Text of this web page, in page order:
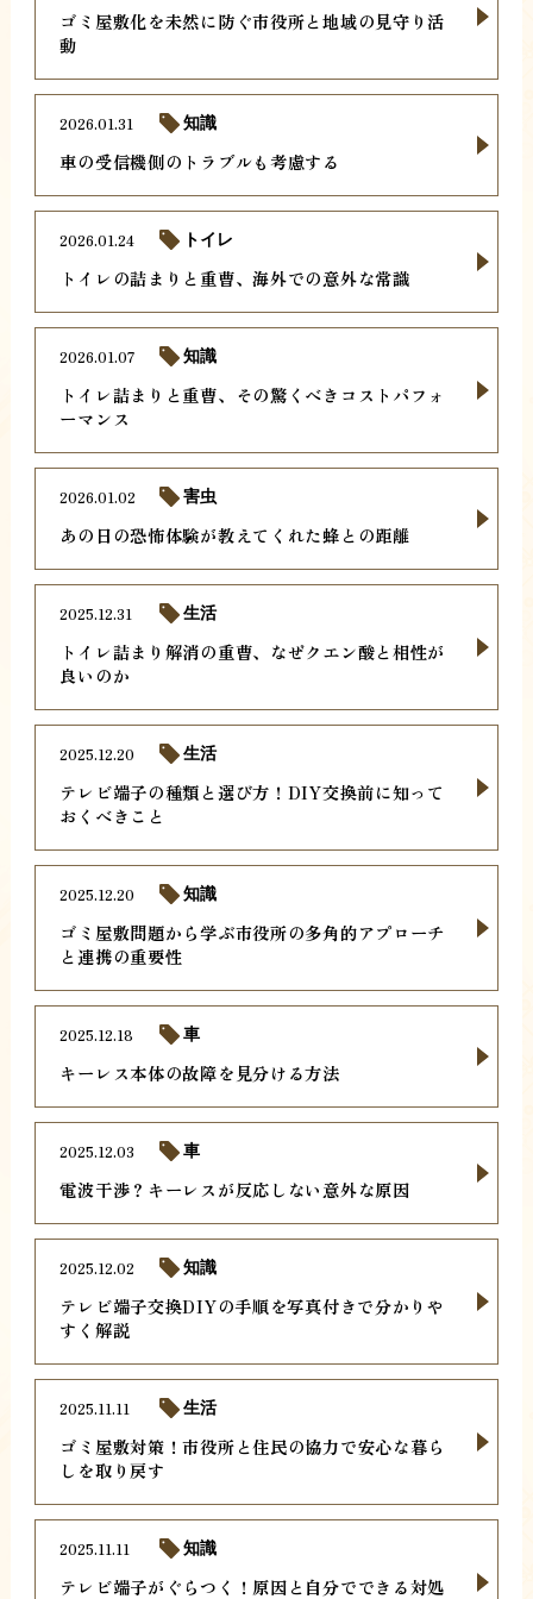
ゴミ屋敷化を未然に防ぐ市役所と地域の見守り活
動
車の受信機側のトラブルも考慮する
2026.01.31 知識
トイレの詰まりと重曹、海外での意外な常識
2026.01.24 トイレ
トイレ詰まりと重曹、その驚くべきコストパフォ
ーマンス
2026.01.07 知識
あの日の恐怖体験が教えてくれた蜂との距離
2026.01.02 害虫
トイレ詰まり解消の重曹、なぜクエン酸と相性が
良いのか
2025.12.31 生活
テレビ端子の種類と選び方！DIY交換前に知って
おくべきこと
2025.12.20 生活
ゴミ屋敷問題から学ぶ市役所の多角的アプローチ
と連携の重要性
2025.12.20 知識
キーレス本体の故障を見分ける方法
2025.12.18 車
電波干渉？キーレスが反応しない意外な原因
2025.12.03 車
テレビ端子交換DIYの手順を写真付きで分かりや
すく解説
2025.12.02 知識
ゴミ屋敷対策！市役所と住民の協力で安心な暮ら
しを取り戻す
2025.11.11 生活
テレビ端子がぐらつく！原因と自分でできる対処
2025.11.11 知識